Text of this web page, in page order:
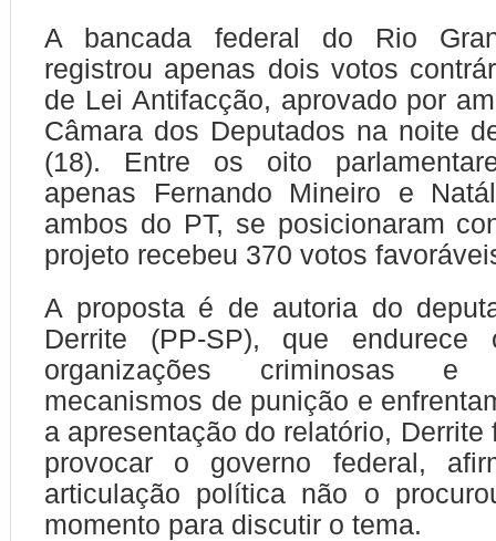
A bancada federal do Rio
registrou apenas dois votos
de Lei Antifacção, aprovado por
Câmara dos Deputados na noite
(18). Entre os oito
apenas Fernando Mineiro e
ambos do PT, se posicionaram
projeto recebeu 370 votos
A proposta é de autoria do
Derrite (PP-SP), que
organizações criminosas
mecanismos de punição e
a apresentação do relatório, Derrite
provocar o governo federal,
articulação política não o
momento para discutir o tema.